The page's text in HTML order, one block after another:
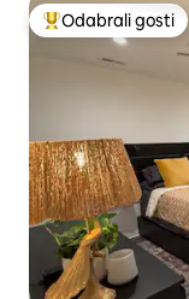
Među najviše
Odabrali gosti